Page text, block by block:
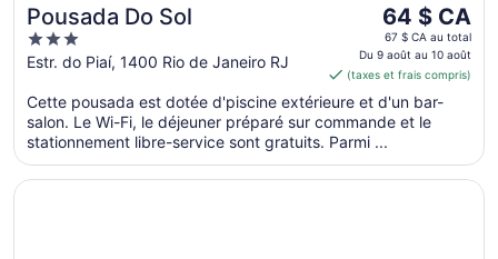
Pousada Do Sol
3
out
5
Estr. do Piaí, 1400 Rio de Janeiro RJ
Le
prix
est
de 64 $ CA
par
nuit
du 9
août
64 $ CA
67 $ CA au total
Du 9 août au 10 août
(taxes et frais compris)
Cette pousada est dotée d'piscine extérieure et d'un bar-
salon. Le Wi-Fi, le déjeuner préparé sur commande et le
stationnement libre-service sont gratuits. Parmi ...
S’ouvre dans une nouvelle fenêtre
My House Muriqui